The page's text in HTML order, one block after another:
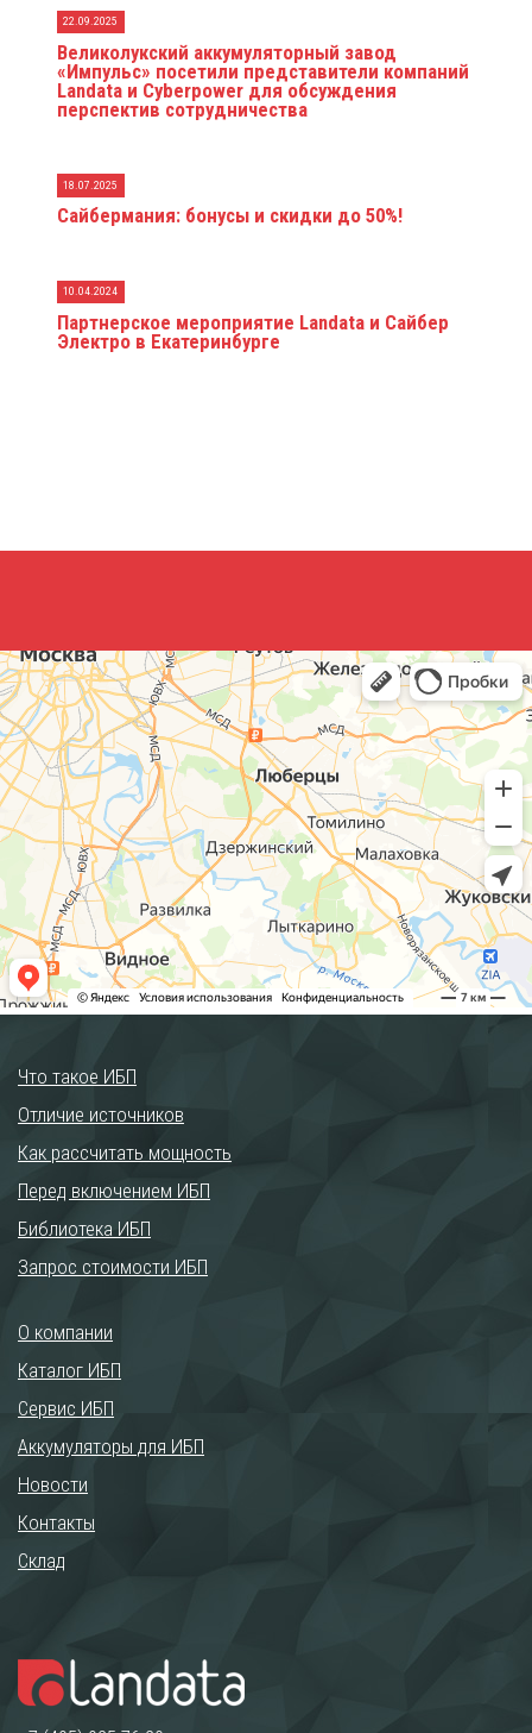
22.09.2025
Великолукский аккумуляторный завод
«Импульс» посетили представители компаний
Landata и Cyberpower для обсуждения
перспектив сотрудничества
18.07.2025
Сайбермания: бонусы и скидки до 50%!
10.04.2024
Партнерское мероприятие Landata и Сайбер
Электро в Екатеринбурге
Что такое ИБП
Отличие источников
Как рассчитать мощность
Перед включением ИБП
Библиотека ИБП
Запрос стоимости ИБП
О компании
Каталог ИБП
Сервис ИБП
Аккумуляторы для ИБП
Новости
Контакты
Склад